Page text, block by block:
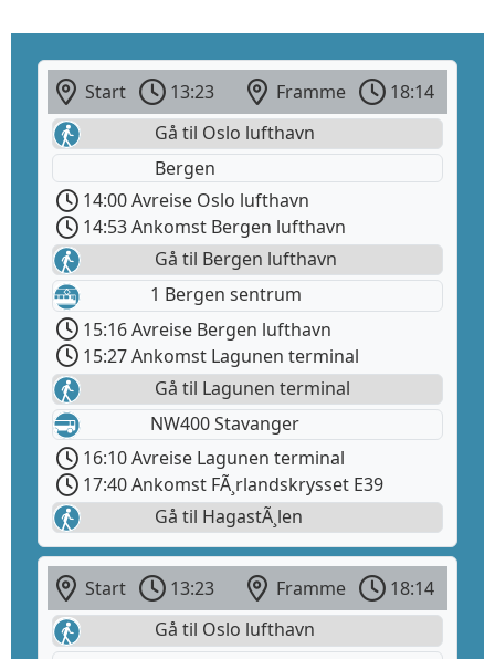
Start 13:23 Framme
18:14
Gå til Oslo lufthavn
Bergen
14:00 Avreise Oslo lufthavn
14:53 Ankomst Bergen lufthavn
Gå til Bergen lufthavn
1 Bergen sentrum
15:16 Avreise Bergen lufthavn
15:27 Ankomst Lagunen terminal
Gå til Lagunen terminal
NW400 Stavanger
16:10 Avreise Lagunen terminal
17:40 Ankomst FÃ¸rlandskrysset E39
Gå til HagastÃ¸len
Start 13:23 Framme
18:14
Gå til Oslo lufthavn